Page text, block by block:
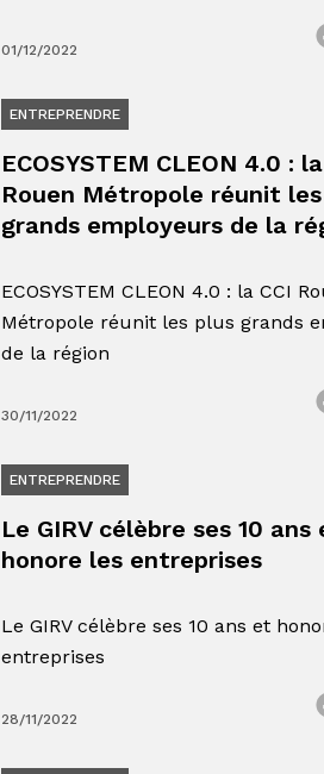
01/12/2022
ENTREPRENDRE
ECOSYSTEM CLEON 4.0 :
Rouen Métropole réunit
grands employeurs de la
ECOSYSTEM CLEON 4.0 : la CCI
Métropole réunit les plus grands
de la région
30/11/2022
ENTREPRENDRE
Le GIRV célèbre ses 10 ans
honore les entreprises
Le GIRV célèbre ses 10 ans et
entreprises
28/11/2022